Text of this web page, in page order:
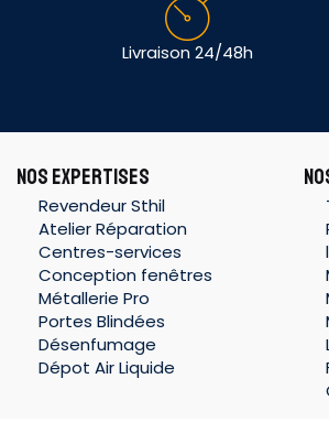
Livraison 24/48h
NOS EXPERTISES
Revendeur Sthil
Atelier Réparation
Centres-services
Conception fenêtres
Métallerie Pro
Portes Blindées
Désenfumage
Dépot Air Liquide